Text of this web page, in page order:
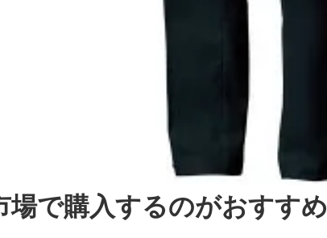
場で購入するのがおすすめ